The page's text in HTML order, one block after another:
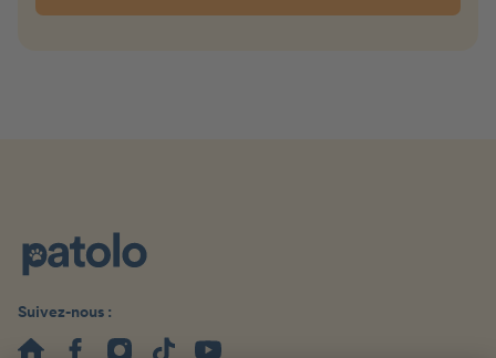
Suivez-nous :